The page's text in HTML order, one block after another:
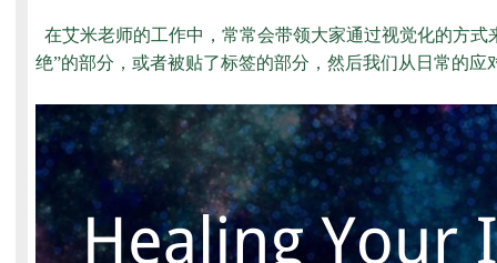
在艾米老师的工作中，常常会带领大家通过视觉化的方
绝”的部分，或者被贴了标签的部分，然后我们从日常的